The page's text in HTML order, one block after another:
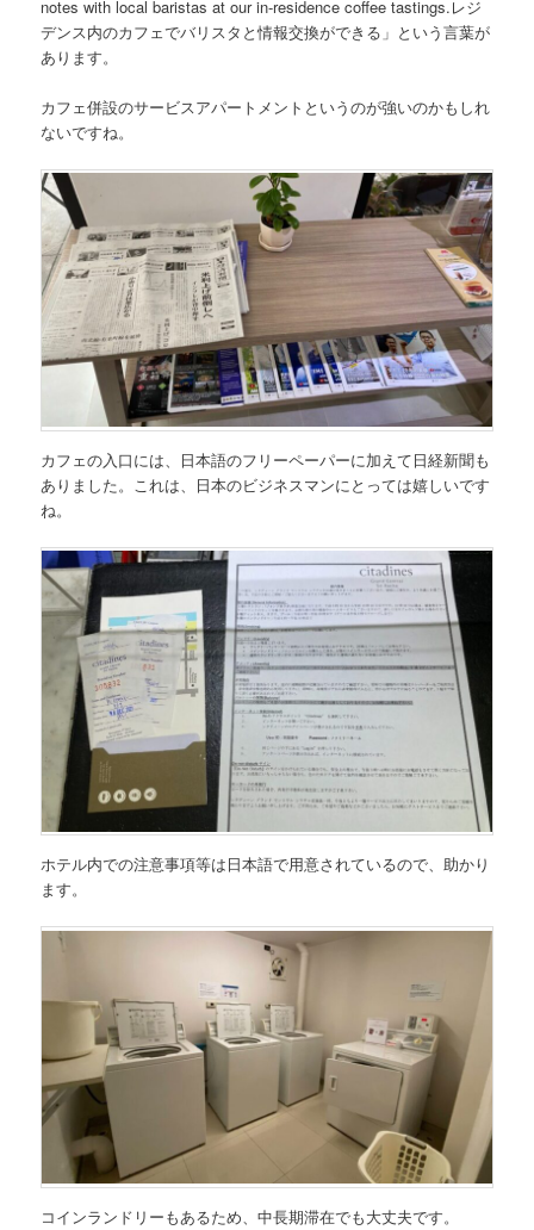
notes with local baristas at our in-residence coffee tastings.レジ
デンス内のカフェでバリスタと情報交換ができる」 という言葉が
あります。
カフェ併設のサービスアパートメントというのが強いのかもしれ
ないですね。
カフェの入口には、日本語のフリーペーパーに加えて日経新聞も
ありました。これは、日本のビジネスマンにとっては嬉しいです
ね。
ホテル内での注意事項等は日本語で用意されているので、助かり
ます。
コインランドリーもあるため、中長期滞在でも大丈夫です。